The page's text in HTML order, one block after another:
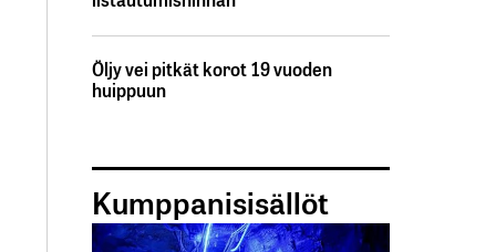
Öljy vei pitkät korot 19 vuoden
huippuun
Kumppanisisällöt